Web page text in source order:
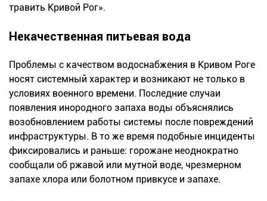
травить Кривой Рог».
Некачественная питьевая вода
Проблемы с качеством водоснабжения в Кривом Роге
носят системный характер и возникают не только в
условиях военного времени. Последние случаи
появления инородного запаха воды объяснялись
возобновлением работы системы после повреждений
инфраструктуры. В то же время подобные инциденты
фиксировались и раньше: горожане неоднократно
сообщали об ржавой или мутной воде, чрезмерном
запахе хлора или болотном привкусе и запахе.